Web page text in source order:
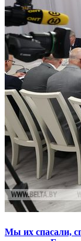
Мы их спасали,